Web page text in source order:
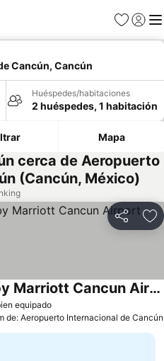
Favoritos
Iniciar
Cancún, Cancún
Huéspedes/habitaciones
2 huéspedes, 1 habitación
Mapa
cerca de Aeropuerto
(Cancún, México)
Compartir
equipado
Fairfield Inn & Suites by Marriott Cancun Airport
de: Aeropuerto Internacional de Cancún